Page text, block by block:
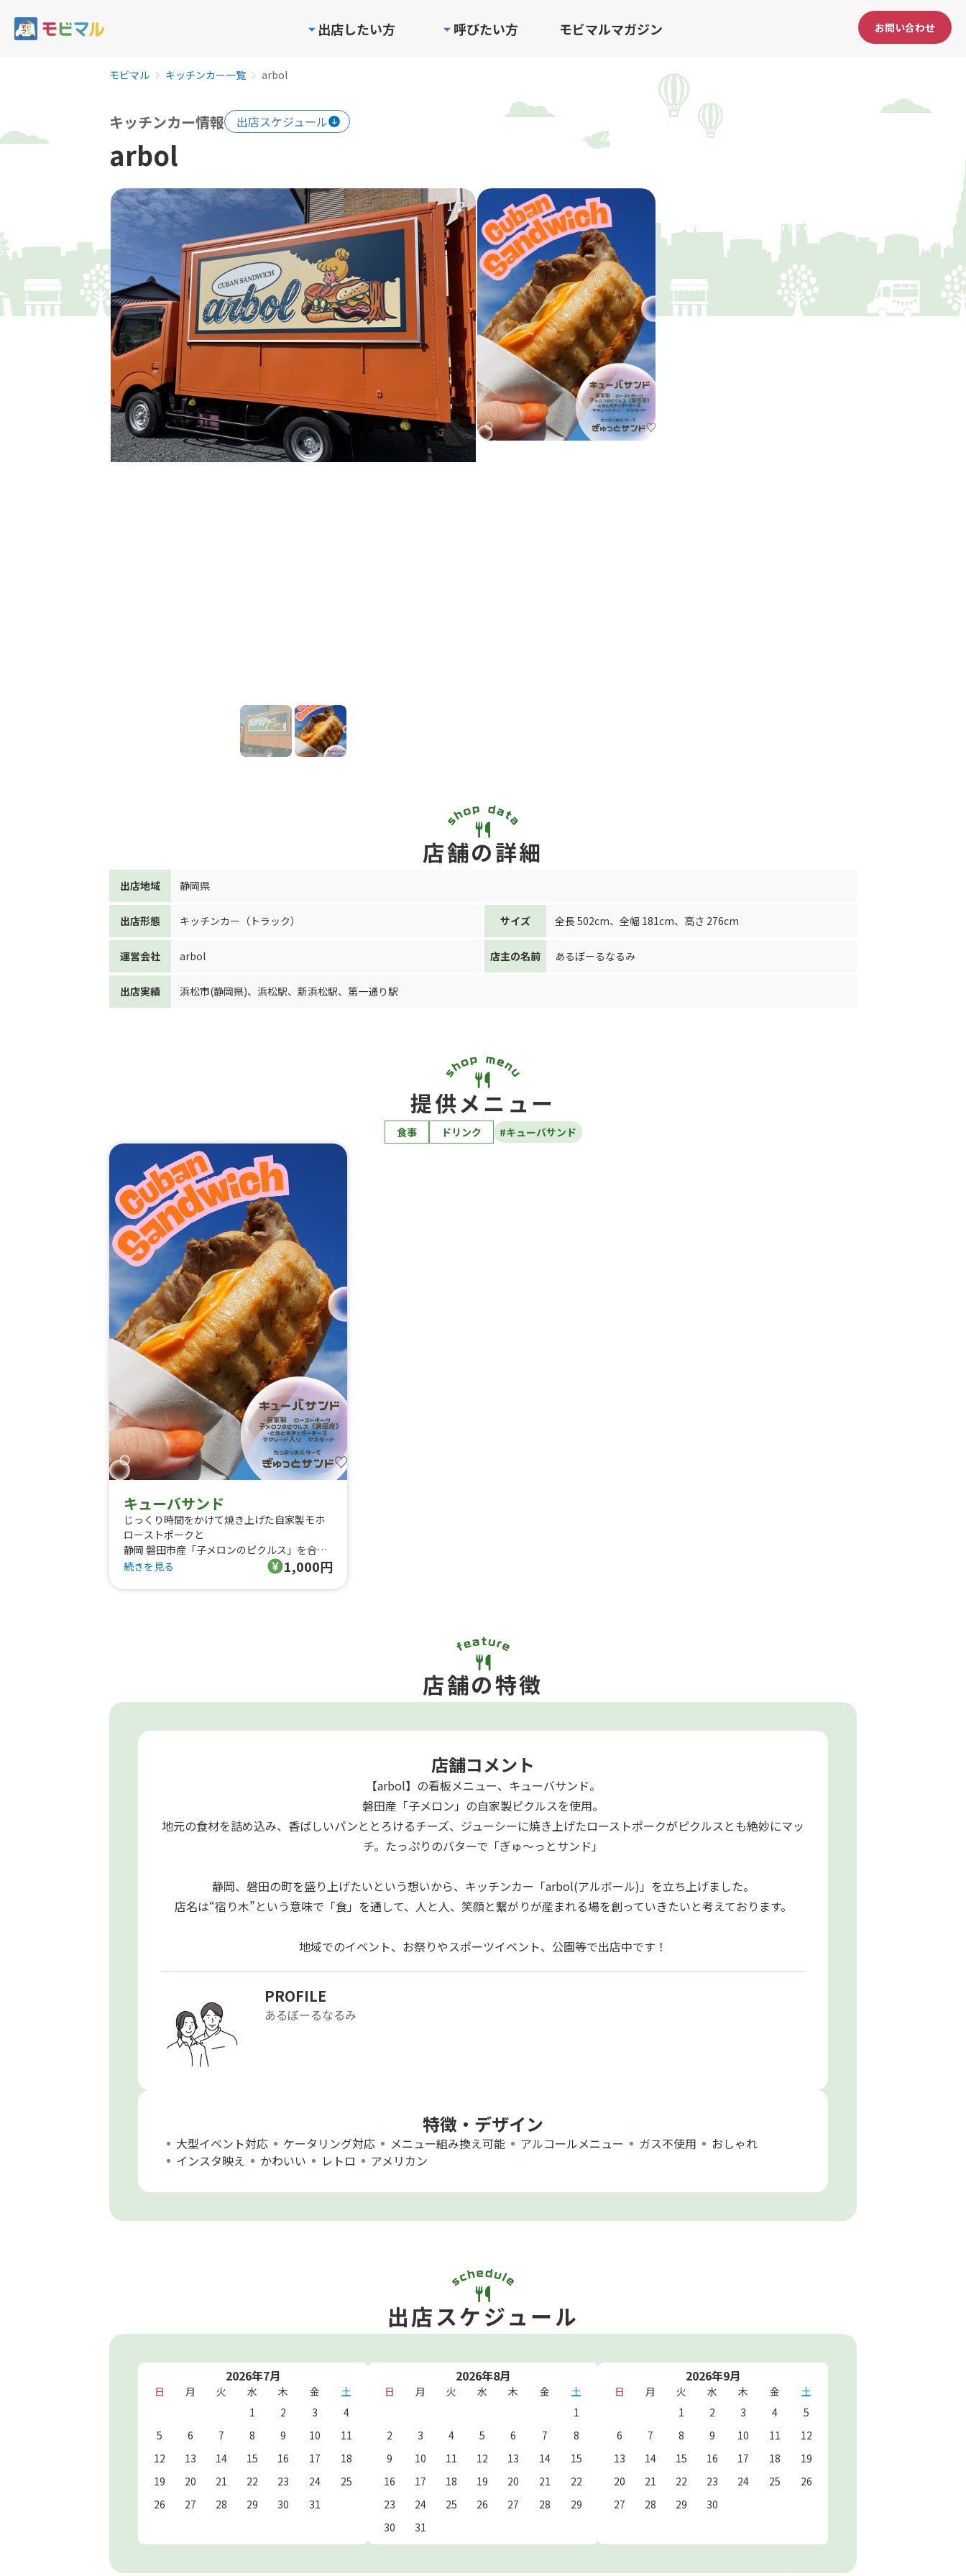
出店したい方 呼びたい方 モビマルマガジン お問い合わせ
モビマル キッチンカー一覧 arbol
キッチンカー情報 出店スケジュール
arbol
1/2
店舗の詳細
出店地域 静岡県
出店形態 キッチンカー（トラック） サイズ 全長 502cm、 全幅 181cm、 高さ 276cm
運営会社 arbol 店主の名前 あるぼーるなるみ
出店実績 浜松市(静岡県)、 浜松駅、 新浜松駅、 第一通り駅
提供メニュー
食事 ドリンク #キューバサンド
キューバサンド
じっくり時間をかけて焼き上げた自家製モホ
ローストポークと
静岡 磐田市産「子メロンのピクルス」を合わ
せたキューバサンド
続きを見る 1,000円
店舗の特徴
店舗コメント
【arbol】の看板メニュー、キューバサンド。
磐田産「子メロン」の自家製ピクルスを使用。
地元の食材を詰め込み、香ばしいパンととろけるチーズ、ジューシーに焼き上げたローストポークがピクルスとも絶妙にマッ
チ。たっぷりのバターで「ぎゅ～っとサンド」
静岡、磐田の町を盛り上げたいという想いから、キッチンカー「arbol(アルボール)」を立ち上げました。
店名は“宿り木”という意味で「食」を通して、人と人、笑顔と繋がりが産まれる場を創っていきたいと考えております。
地域でのイベント、お祭りやスポーツイベント、公園等で出店中です！
PROFILE
あるぼーるなるみ
特徴・デザイン
大型イベント対応 ケータリング対応 メニュー組み換え可能 アルコールメニュー ガス不使用
おしゃれ
インスタ映え
かわいい レトロ アメリカン
出店スケジュール
2026年7月
日 月 火 水 木 金
土
1
2 3
4
5
6 7 8 9 10
11
12
13 14 15 16 17
18
19
20 21 22 23 24
25
26
27 28 29 30 31
2026年8月
日 月 火 水 木 金
土
1
2
3 4 5 6 7
8
9
10 11 12 13 14
15
16
17 18 19 20 21
22
23
24 25 26 27 28
29
30
31
2026年9月
日 月 火 水 木 金
土
1
2 3 4
5
6
7 8 9 10 11
12
13
14 15 16 17 18
19
20
21 22 23 24 25
26
27
28 29 30